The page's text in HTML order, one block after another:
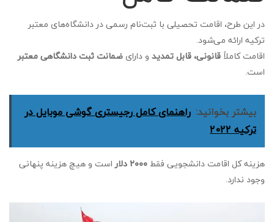
در این طرح، اقامت تحصیلی با ثبت‌نام رسمی در دانشگاه‌های معتبر
ترکیه ارائه می‌شود.
اقامت کاملاً قانونی، قابل تمدید و دارای ضمانت ثبت دانشگاهی معتبر
است.
بیشتر بخوانید: راهنمای کامل رجیستری گوشی موبایل در
ترکیه 2022
هزینه کل اقامت دانشجویی فقط ۲۰۰۰ دلار
است و هیچ هزینه پنهانی
وجود ندارد.